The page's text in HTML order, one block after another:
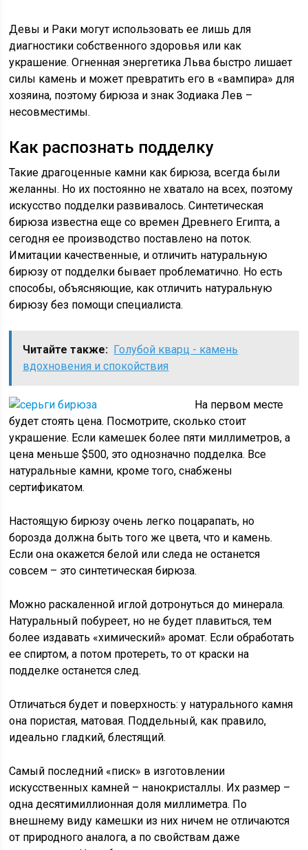
Девы и Раки могут использовать ее лишь для
диагностики собственного здоровья или как
украшение. Огненная энергетика Льва быстро лишает
силы камень и может превратить его в «вампира» для
хозяина, поэтому бирюза и знак Зодиака Лев –
несовместимы.
Как распознать подделку
Такие драгоценные камни как бирюза, всегда были
желанны. Но их постоянно не хватало на всех, поэтому
искусство подделки развивалось. Синтетическая
бирюза известна еще со времен Древнего Египта, а
сегодня ее производство поставлено на поток.
Имитации качественные, и отличить натуральную
бирюзу от подделки бывает проблематично. Но есть
способы, объясняющие, как отличить натуральную
бирюзу без помощи специалиста.
Читайте также: Голубой кварц - камень
вдохновения и спокойствия
На первом месте
будет стоять цена. Посмотрите, сколько стоит
украшение. Если камешек более пяти миллиметров, а
цена меньше $500, это однозначно подделка. Все
натуральные камни, кроме того, снабжены
сертификатом.
Настоящую бирюзу очень легко поцарапать, но
борозда должна быть того же цвета, что и камень.
Если она окажется белой или следа не останется
совсем – это синтетическая бирюза.
Можно раскаленной иглой дотронуться до минерала.
Натуральный побуреет, но не будет плавиться, тем
более издавать «химический» аромат. Если обработать
ее спиртом, а потом протереть, то от краски на
подделке останется след.
Отличаться будет и поверхность: у натурального камня
она пористая, матовая. Поддельный, как правило,
идеально гладкий, блестящий.
Самый последний «писк» в изготовлении
искусственных камней – нанокристаллы. Их размер –
одна десятимиллионная доля миллиметра. По
внешнему виду камешки из них ничем не отличаются
от природного аналога, а по свойствам даже